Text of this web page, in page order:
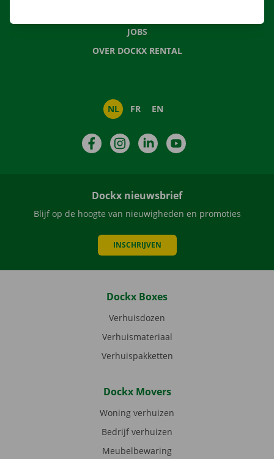
JOBS
OVER DOCKX RENTAL
NL FR EN
FacebookInstagramLinkedIn
Dockx nieuwsbrief
Blijf op de hoogte van nieuwigheden en promoties
INSCHRIJVEN
Dockx Boxes
Verhuisdozen
Verhuismateriaal
Verhuispakketten
Dockx Movers
Woning verhuizen
Bedrijf verhuizen
Meubelbewaring